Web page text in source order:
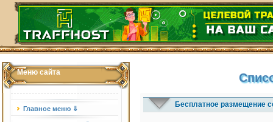
Меню сайта
Главное меню ⇓ Бесплатное размещение